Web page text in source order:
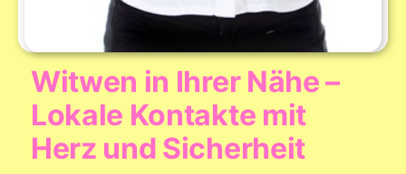
Witwen in Ihrer Nähe –
Lokale Kontakte mit
Herz und Sicherheit